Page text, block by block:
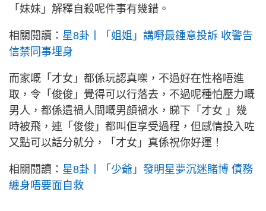
「妹妹」解釋自殺呢件事有幾錯。
相關閱讀： 星8卦丨「姐姐」講嘢最鍾意投訴 收警告
信禁同事埋身
而家嘅「才女」都係玩認真㗎，不過好在性格唔進
取，令「俊俊」覺得可以行落去，不過呢種怕壓力嘅
男人，都係遺禍人間嘅男顏禍水，睇下「才女 」幾
時被飛，連「俊俊」都叫佢享受過程，但感情投入咗
又點可以話分就分，「才女」真係祝你好運！
相關閱讀： 星8卦丨「少爺」發明星夢沉迷賭博 債務
纏身唔要面自救